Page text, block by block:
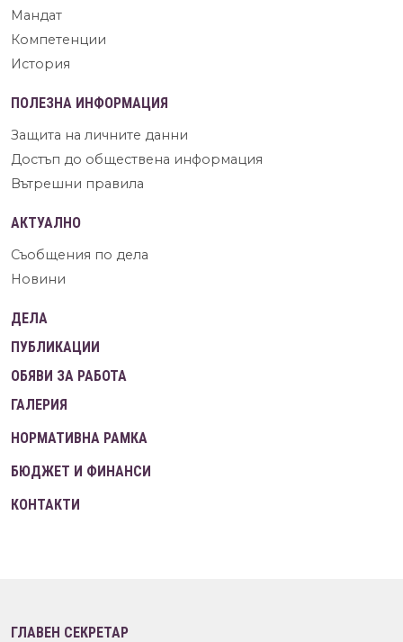
Мандат
Компетенции
История
ПОЛЕЗНА ИНФОРМАЦИЯ
Защита на личните данни
Достъп до обществена информация
Вътрешни правила
АКТУАЛНО
Съобщения по дела
Новини
ДЕЛА
ПУБЛИКАЦИИ
ОБЯВИ ЗА РАБОТА
ГАЛЕРИЯ
НОРМАТИВНА РАМКА
БЮДЖЕТ И ФИНАНСИ
КОНТАКТИ
ГЛАВЕН СЕКРЕТАР